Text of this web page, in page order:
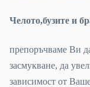
Челото,бузите и
препоръчваме Ви
засмукване, да
зависимост от